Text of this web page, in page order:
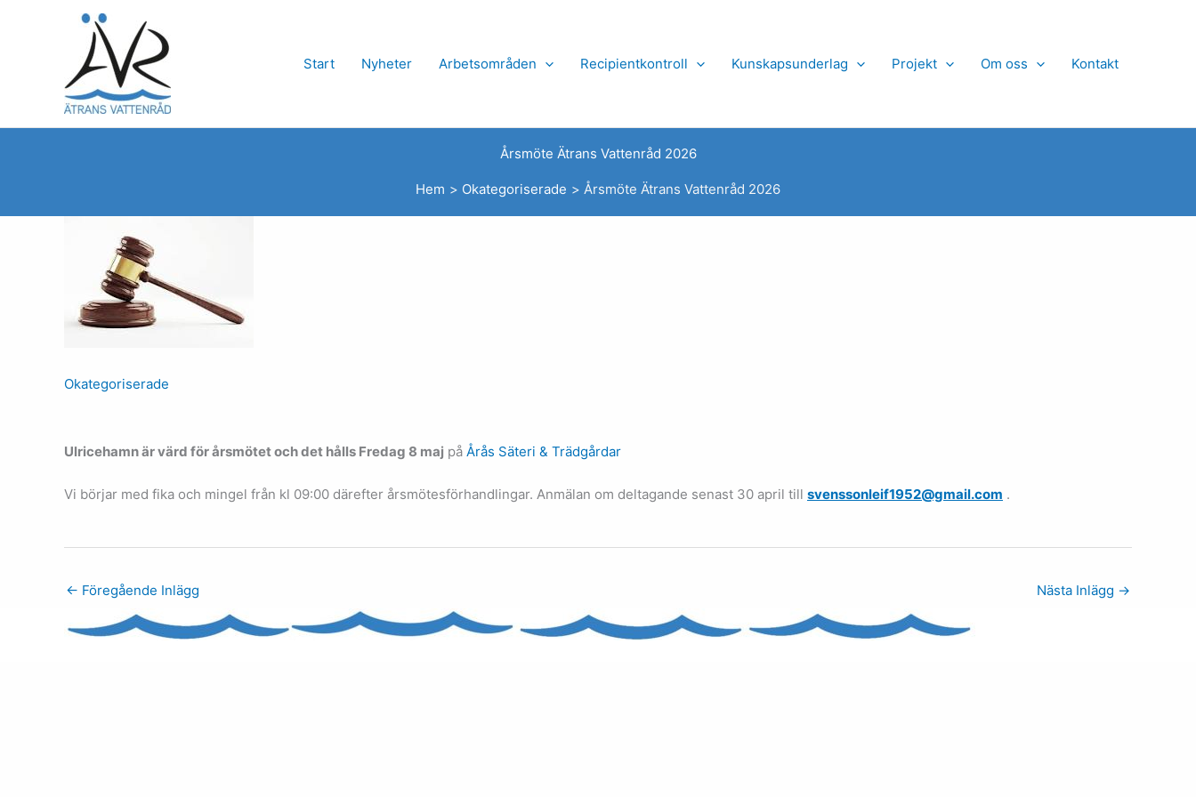
Start Nyheter Arbetsområden Recipientkontroll Kunskapsunderlag Projekt Om oss Kontakt
Årsmöte Ätrans Vattenråd 2026
Hem Okategoriserade Årsmöte Ätrans Vattenråd 2026
Okategoriserade
Ulricehamn är värd för årsmötet och det hålls Fredag 8 maj på Årås Säteri & Trädgårdar
Vi börjar med fika och mingel från kl 09:00 därefter årsmötesförhandlingar. Anmälan om deltagande senast 30 april till svenssonleif1952@gmail.com .
← Föregående Inlägg Nästa Inlägg →